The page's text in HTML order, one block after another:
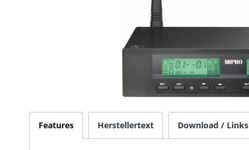
Features Herstellertext Download / Links